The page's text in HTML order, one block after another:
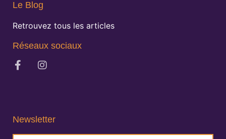
Le Blog
Retrouvez tous les articles
Réseaux sociaux
Newsletter